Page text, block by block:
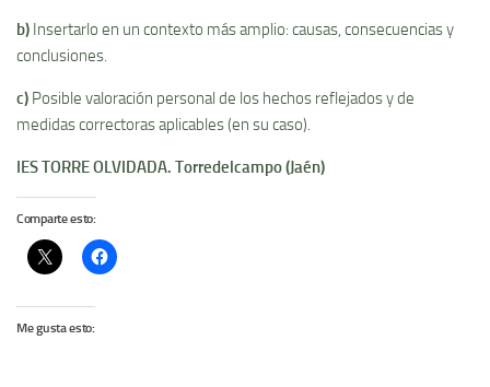
b) Insertarlo en un contexto más amplio: causas, consecuencias y
conclusiones.
c) Posible valoración personal de los hechos reflejados y de
medidas correctoras aplicables (en su caso).
IES TORRE OLVIDADA. Torredelcampo (Jaén)
Comparte esto:
Me gusta esto: